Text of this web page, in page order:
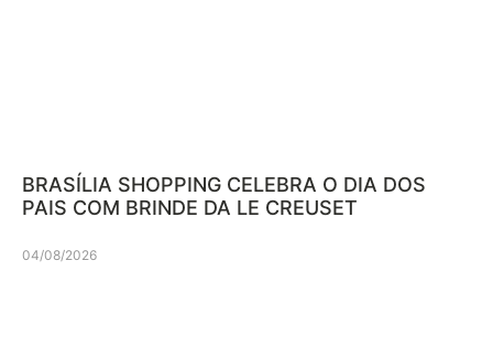
BRASÍLIA SHOPPING CELEBRA O DIA DOS
PAIS COM BRINDE DA LE CREUSET
04/08/2026